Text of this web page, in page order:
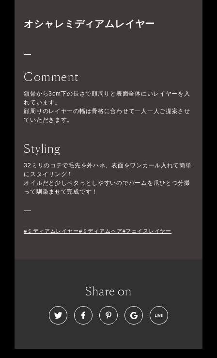
オシャレミディアムレイヤー
Comment
鎖骨から3cm下の長さで顔周りと表面全体にいレイヤーを入
れています。
顔周りのレイヤーの幅は骨格に合わせて一人一人ご提案させ
ていただきます。
Styling
32ミリのコテで毛先を外ハネ、表面をワンカール入れて簡単
にスタイリング！
オイルだと少しベタっとしやすいのでバームを爪ひとつ分撮
って馴染ませて完成です！
#ミディアムレイヤー#ミディアムヘア#フェイスレイヤー
Share on